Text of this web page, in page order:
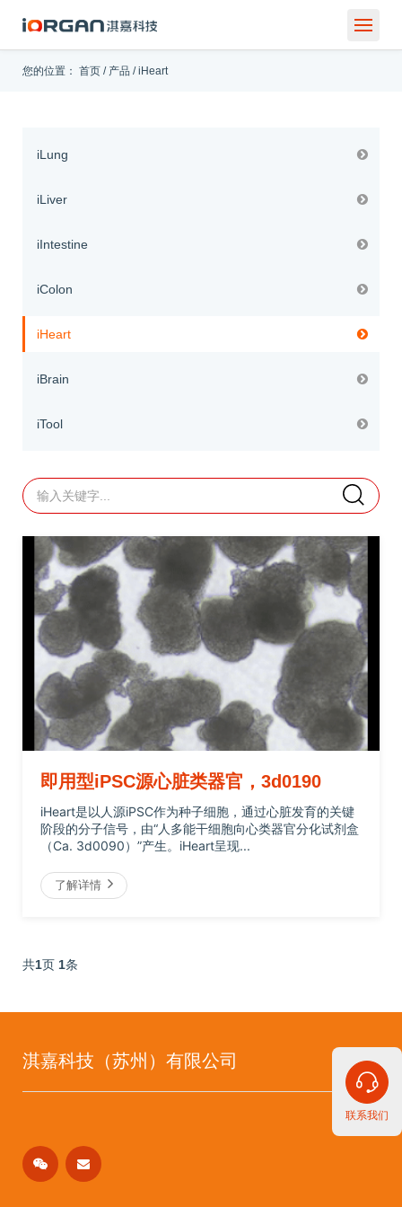
您的位置： 首页 / 产品 /iHeart
iLung
iLiver
iIntestine
iColon
iHeart
iBrain
iTool
即用型iPSC源心脏类器官，3d0190
iHeart是以人源iPSC作为种子细胞，通过心脏发育的关键
阶段的分子信号，由“人多能干细胞向心类器官分化试剂盒
（Ca. 3d0090）”产生。iHeart呈现...
了解详情
共1页 1条
淇嘉科技（苏州）有限公司
联系我们